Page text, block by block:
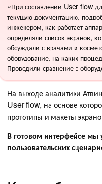
«При составлении User flow
текущую документацию,
инженером, как работает
определяли список экранов,
обсуждали с врачами и
оборудование, на каких
Проводили сравнение с
На выходе аналитики
User flow, на основе
прототипы и макеты
В готовом интерфейсе мы
пользовательских